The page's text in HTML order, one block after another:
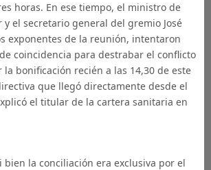
horas. En ese tiempo, el ministro de
y el secretario general del gremio José
exponentes de la reunión, intentaron
coincidencia para destrabar el conflicto
bonificación recién a las 14,30 de este
que llegó directamente desde el
el titular de la cartera sanitaria en
bien la conciliación era exclusiva por el